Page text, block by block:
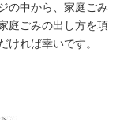
の中から、家庭ごみ
庭ごみの出し方を項
ければ幸いです。